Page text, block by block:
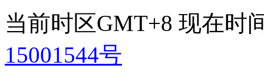
当前时区GMT+8 现在时
15001544号